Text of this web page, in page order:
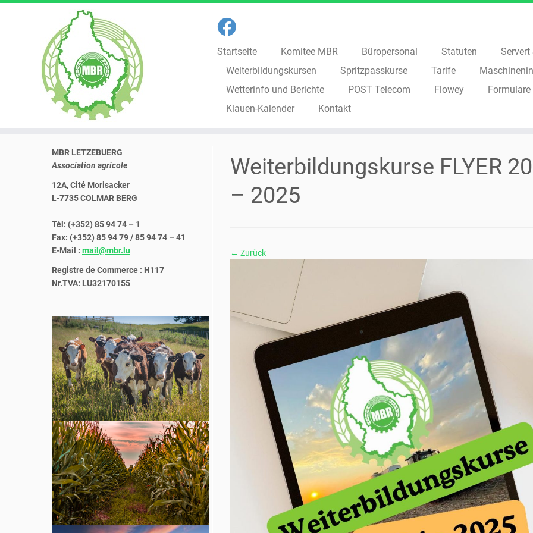
Startseite Komitee MBR Büropersonal Statuten
Servert
Weiterbildungskursen
Spritzpasskurse Tarife
Wetterinfo und Berichte
POST Telecom Flowey
Formulare
Klauen-Kalender
Kontakt
MBR LETZEBUERG
Association agricole
12A, Cité Morisacker
L-7735 COLMAR BERG
Tél: (+352) 85 94 74 – 1
Fax: (+352) 85 94 79 / 85 94 74 – 41
E-Mail : mail@mbr.lu
Registre de Commerce : H117
Nr.TVA: LU32170155
Weiterbildungskurse FLYER
– 2025
← Zurück